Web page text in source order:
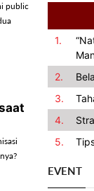
public
1.
2.
3.
4.
5.
EVENT